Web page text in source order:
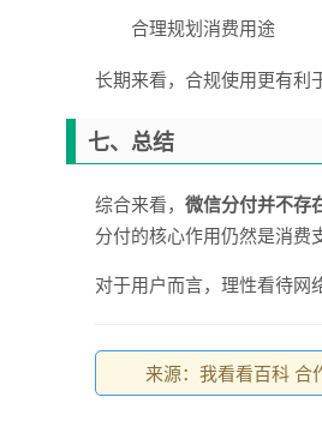
合理规划消费用途
长期来看，合规使用更有利
七、总结
综合来看， 微信分付并不存
分付的核心作用仍然是消费
对于用户而言，理性看待网
来源：我看看百科 合